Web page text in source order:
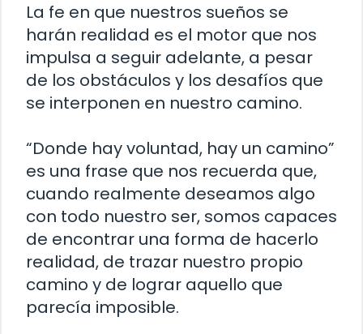
La fe en que nuestros sueños se
harán realidad es el motor que nos
impulsa a seguir adelante, a pesar
de los obstáculos y los desafíos que
se interponen en nuestro camino.
“Donde hay voluntad, hay un camino”
es una frase que nos recuerda que,
cuando realmente deseamos algo
con todo nuestro ser, somos capaces
de encontrar una forma de hacerlo
realidad, de trazar nuestro propio
camino y de lograr aquello que
parecía imposible.